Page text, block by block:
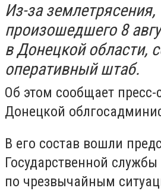
Из-за землетрясения,
произошедшего 8
в Донецкой области,
оперативный штаб.
Об этом сообщает пресс-
Донецкой
В его состав вошли
Государственной службы
по чрезвычайным